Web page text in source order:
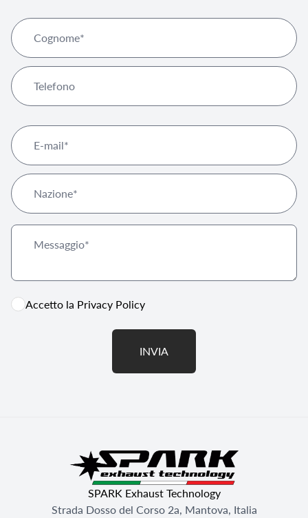
Accetto la Privacy Policy
INVIA
SPARK Exhaust Technology
Strada Dosso del Corso 2a, Mantova, Italia